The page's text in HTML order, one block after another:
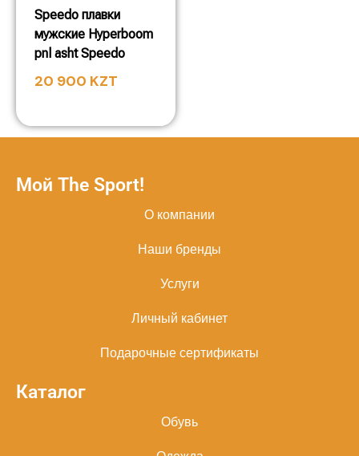
Speedo плавки
мужские Hyperboom
pnl asht Speedo
20 900 KZT
Мой The Sport!
О компании
Наши бренды
Услуги
Личный кабинет
Подарочные сертификаты
Каталог
Обувь